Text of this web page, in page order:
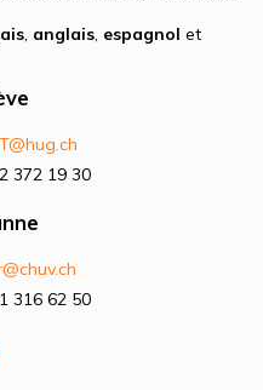
anglais espagnol et
@hug.ch
372 19 30
316 62 50